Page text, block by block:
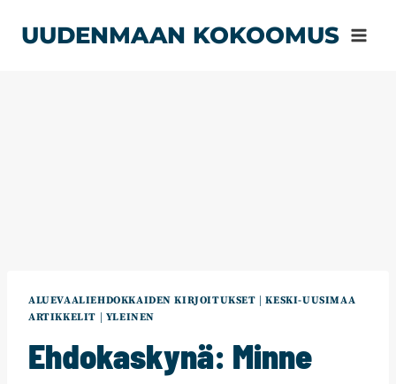
sisältöön
UUDENMAAN KOKOOMUS
ALUEVAALIEHDOKKAIDEN KIRJOITUKSET |KESKI-UUSIMAA
ARTIKKELIT | YLEINEN
Ehdokaskynä: Minne